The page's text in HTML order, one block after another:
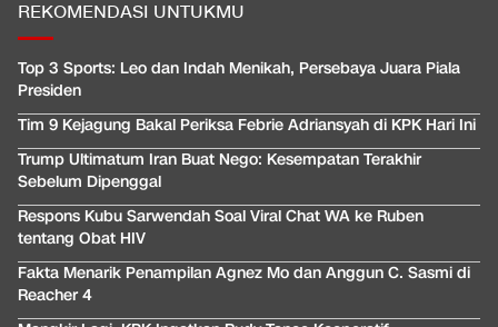
REKOMENDASI UNTUKMU
Top 3 Sports: Leo dan Indah Menikah, Persebaya Juara Piala
Presiden
Tim 9 Kejagung Bakal Periksa Febrie Adriansyah di KPK Hari Ini
Trump Ultimatum Iran Buat Nego: Kesempatan Terakhir
Sebelum Dipenggal
Respons Kubu Sarwendah Soal Viral Chat WA ke Ruben
tentang Obat HIV
Fakta Menarik Penampilan Agnez Mo dan Anggun C. Sasmi di
Reacher 4